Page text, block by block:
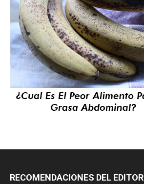
RECOMENDACIONES DEL EDITOR